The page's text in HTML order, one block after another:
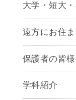
大学・短大
遠方にお住
保護者の皆
学科紹介